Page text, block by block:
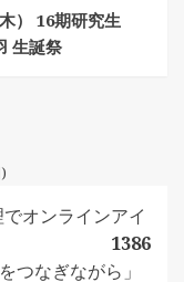
） 16期研究生
生誕祭
オンラインアイ
1386
つなぎながら」